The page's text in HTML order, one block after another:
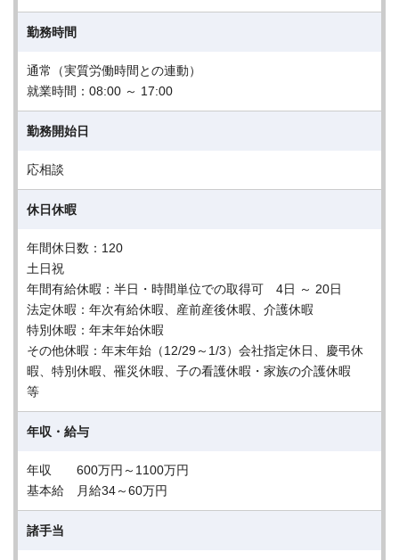
勤務時間
通常（実質労働時間との連動）
就業時間：08:00 ～ 17:00
勤務開始日
応相談
休日休暇
年間休日数：120
土日祝
年間有給休暇：半日・時間単位での取得可 4日 ～ 20日
法定休暇：年次有給休暇、産前産後休暇、介護休暇
特別休暇：年末年始休暇
その他休暇：年末年始（12/29～1/3）会社指定休日、慶弔休
暇、特別休暇、罹災休暇、子の看護休暇・家族の介護休暇
等
年収・給与
年収 600万円～1100万円
基本給 月給34～60万円
諸手当